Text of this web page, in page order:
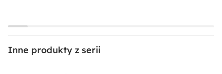
Inne produkty z serii